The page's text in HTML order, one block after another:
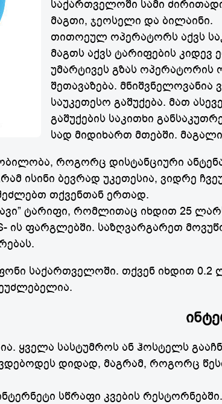
საქართველოში სამი
მაგთი, ჯეოსელი და ბილაინი.
თითოეულ ოპერატორს აქვს
მაგთს აქვს ტარიფების კიდევ
უმარტივეს გზას
შეთავაზება.
საუკეთესო გაშუქება. მათ
გაშუქების საკითხი
სად მიდიხართ მთებში.
როგორც დისტანციური
ისინი ბევრად უკეთესია, ვიდრე
თქვენთან ერთად.
ტარიფი, რომლითაც იხდით 25
ის ფარგლებში. საზღვარგარეთ
საქართველოში. თქვენ იხდით
ყველა სასტუმროს ან ჰოსტელს
დიდად, მაგრამ, როგორც
სწრაფი კვების